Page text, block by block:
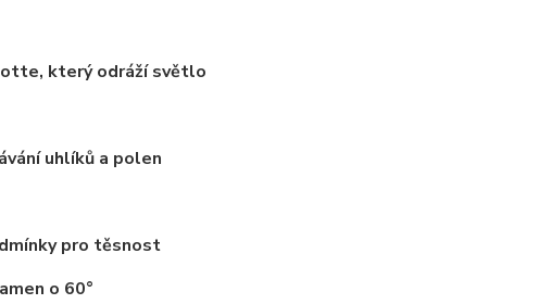
který odráží světlo
uhlíků a polen
pro těsnost
o 60°